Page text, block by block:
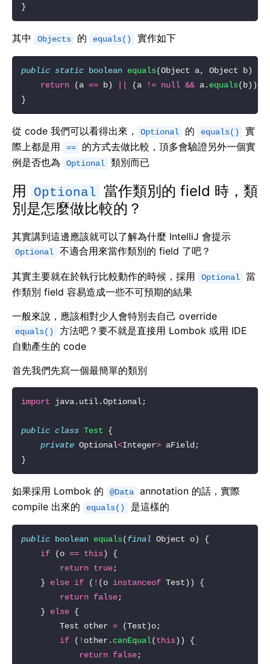
其中 Objects 的 equals() 實作如下
public static boolean equals
return (a == b) (a != null && a. equals
從 code 我們可以看得出來， Optional 的 equals()
實
際上都是用
==
的方式去做比較，頂多會驗證另外一個實
例是否也為
Optional 類別而已
用 Optional 當作類別的 field 時，類
別是怎麼做比較的？
其實講到這邊應該就可以了解為什麼 IntelliJ 會提示
Optional 不適合用來當作類別的 field 了吧？
其實主要就在於執行比較動作的時候，採用 Optional
當
作類別 field 容易造成一些不可預期的結果
一般來說，應該相對少人會特別去自己 override
equals()
方法吧？要不就是直接用 Lombok 或用 IDE
自動產生的 code
首先我們先寫一個最簡單的類別
import
public class Test
private Optional<Integer>
如果採用 Lombok 的 @Data
annotation 的話，實際
compile 出來的
equals() 是這樣的
public boolean equals(final
if (o == this
return true
    }
else if ( ! (o instanceof
return false
    }
else
        Test other
=
if ( ! other. canEqual(this
return false